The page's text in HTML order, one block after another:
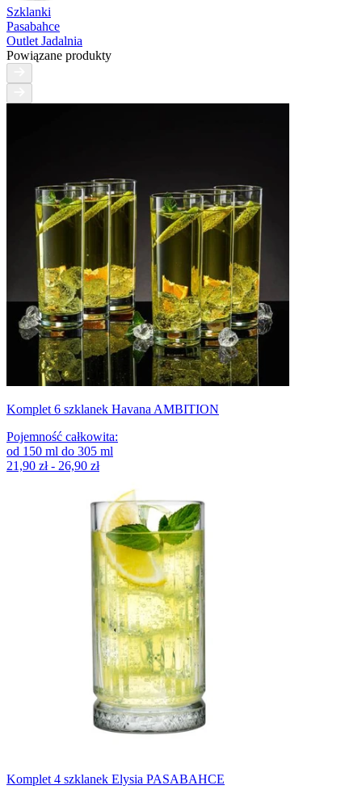
Szklanki
Pasabahce
Outlet Jadalnia
Powiązane produkty
Komplet 6 szklanek Havana AMBITION
Pojemność całkowita:
od 150 ml do 305 ml
21,90 zł - 26,90 zł
Komplet 4 szklanek Elysia PASABAHCE